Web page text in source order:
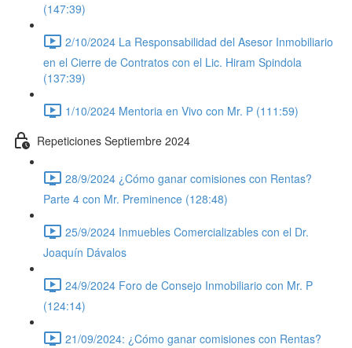
(147:39)
2/10/2024 La Responsabilidad del Asesor Inmobiliario
en el Cierre de Contratos con el Lic. Hiram Spindola
(137:39)
1/10/2024 Mentoria en Vivo con Mr. P (111:59)
Repeticiones Septiembre 2024
28/9/2024 ¿Cómo ganar comisiones con Rentas?
Parte 4 con Mr. Preminence (128:48)
25/9/2024 Inmuebles Comercializables con el Dr.
Joaquín Dávalos
24/9/2024 Foro de Consejo Inmobiliario con Mr. P
(124:14)
21/09/2024: ¿Cómo ganar comisiones con Rentas?